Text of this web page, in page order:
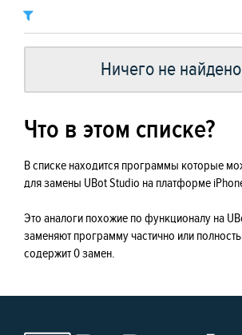
Ничего не найдено
Что в этом списке?
В списке находится программы которые
для замены UBot Studio на платформе
Это аналоги похожие по функционалу на
заменяют программу частично или
содержит 0 замен.